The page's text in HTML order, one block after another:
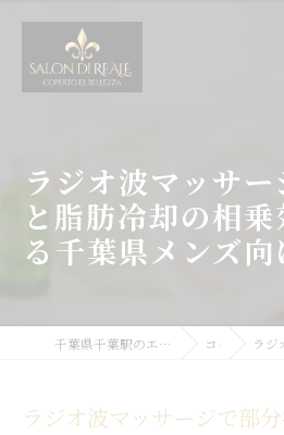
ラジオ波マッサ
と脂肪冷却の相
る千葉県メンズ
千葉県千葉駅のエステサロンならSALON DI REALE コラム ラジオ波マ
ラジオ波マッサージで部